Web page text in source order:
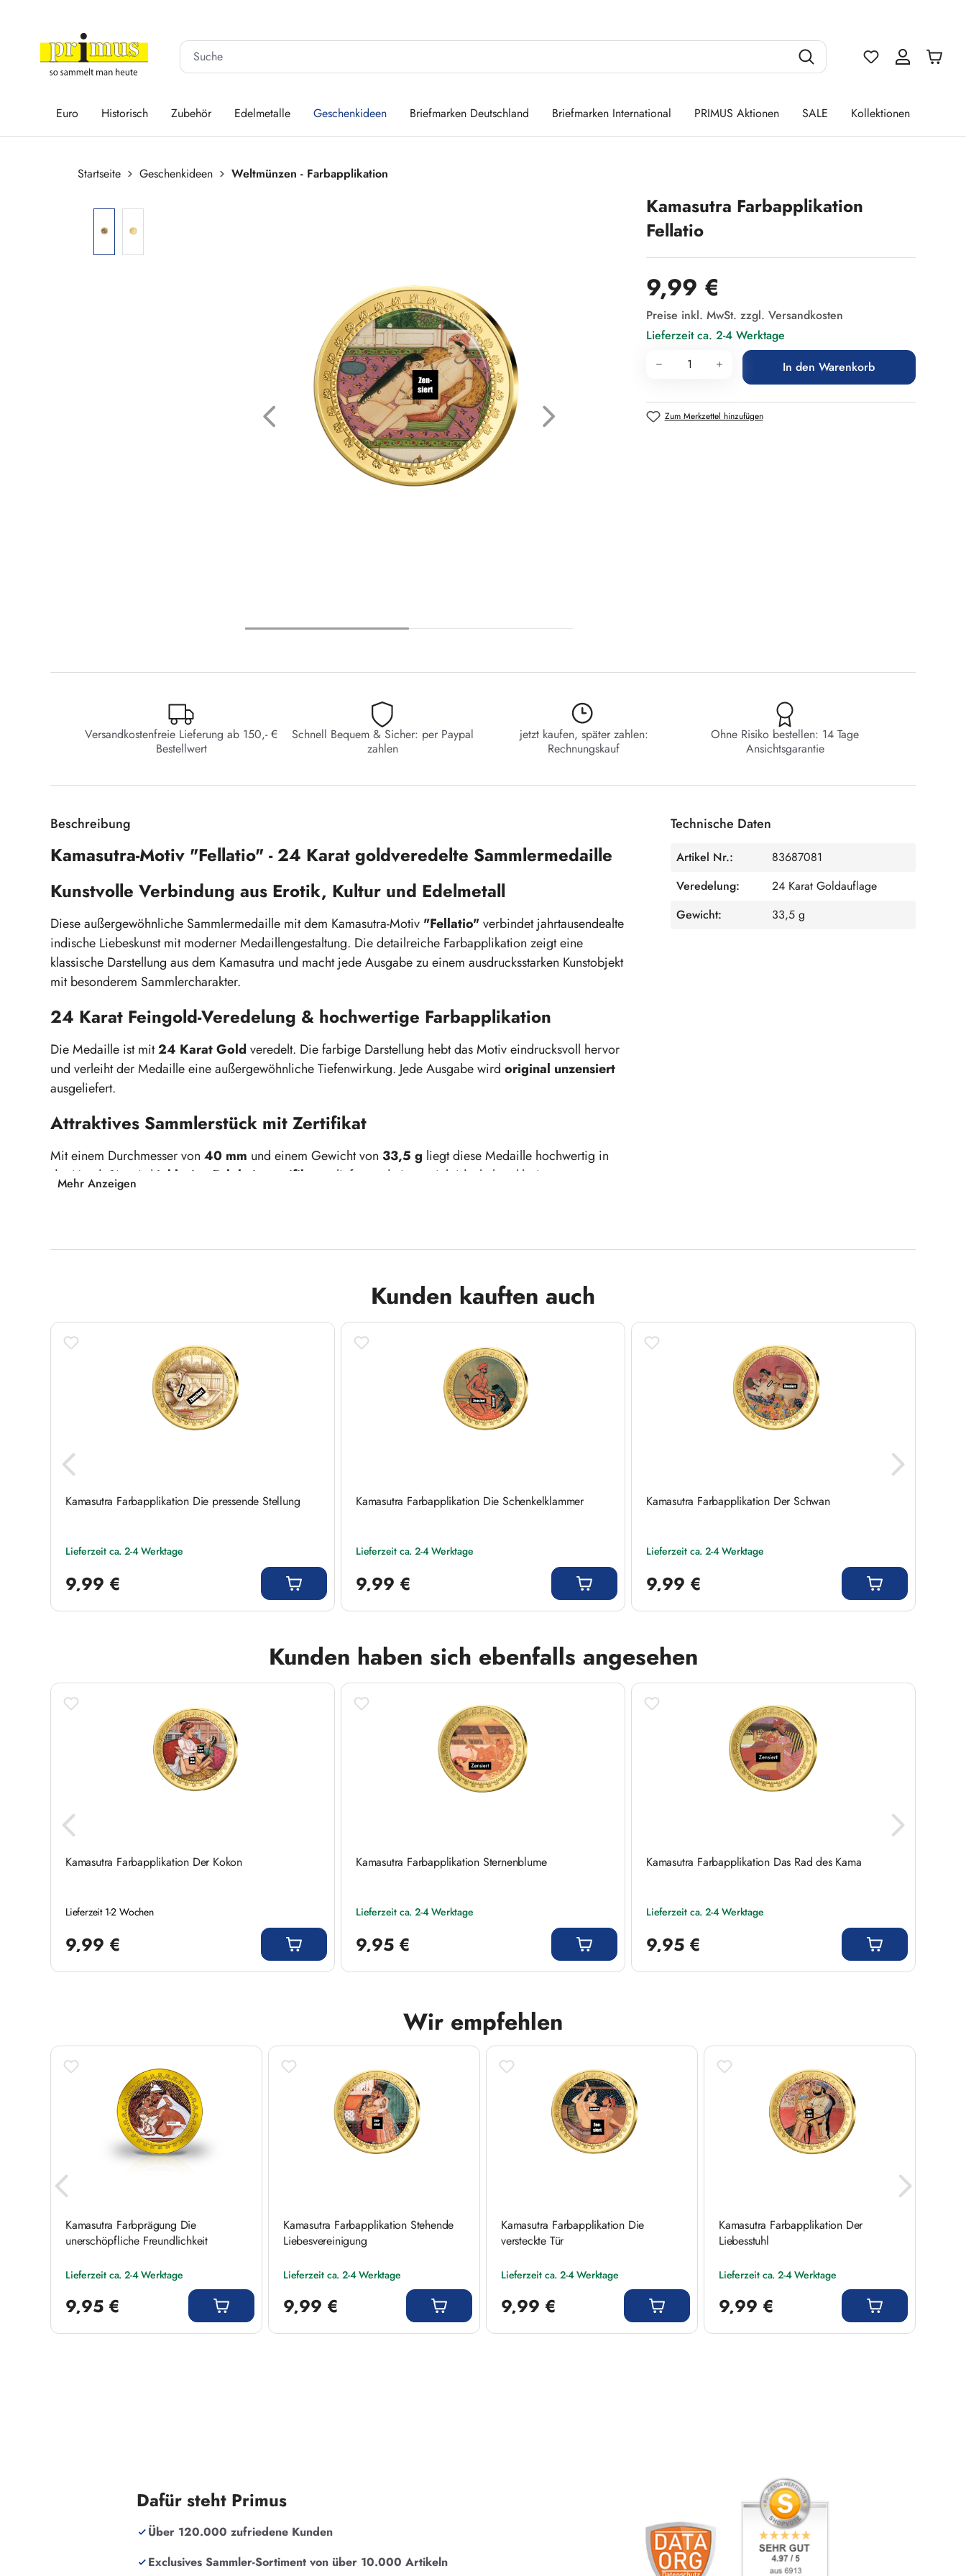
Du hast 0
Euro Historisch Zubehör Edelmetalle Geschenkideen Briefmarken Deutschland Briefmarken International PRIMUS Aktionen SALE Kollektionen
Startseite Geschenkideen
Weltmünzen - Farbapplikation
Kamasutra Farbapplikation
Fellatio
Regulärer Preis:
9,99 €
Preise inkl. MwSt. zzgl. Versandkosten
Lieferzeit ca. 2-4 Werktage
Produkt Anzahl: Gib den gewünschten
In den Warenkorb
Zum Merkzettel hinzufügen
Versandkostenfreie Lieferung ab 150,- €
Bestellwert
Schnell Bequem & Sicher: per Paypal
zahlen
jetzt kaufen, später zahlen:
Rechnungskauf
Ohne Risiko bestellen: 14 Tage
Ansichtsgarantie
Beschreibung
Kamasutra-Motiv "Fellatio" - 24 Karat goldveredelte Sammlermedaille
Kunstvolle Verbindung aus Erotik, Kultur und Edelmetall
Diese außergewöhnliche Sammlermedaille mit dem Kamasutra-Motiv "Fellatio"verbindet jahrtausendealte
indische Liebeskunst mit moderner Medaillengestaltung. Die detailreiche Farbapplikation zeigt eine
klassische Darstellung aus dem Kamasutra und macht jede Ausgabe zu einem ausdrucksstarken Kunstobjekt
mit besonderem Sammlercharakter.
24 Karat Feingold-Veredelung & hochwertige Farbapplikation
Die Medaille ist mit24 Karat Gold veredelt. Die farbige Darstellung hebt das Motiv eindrucksvoll hervor
und verleiht der Medaille eine außergewöhnliche Tiefenwirkung. Jede Ausgabe wird original unzensiert
ausgeliefert.
Attraktives Sammlerstück mit Zertifikat
Mit einem Durchmesser von 40 mm und einem Gewicht von 33,5 g liegt diese Medaille hochwertig in
der Hand. Sie wird inklusive Echtheitszertifikat
geliefert und eignet sich ideal als exklusives
Sammlerstück oder besonderes Geschenk.
24 Karat goldveredelt mit 999/1000 Feingold
Originalausgabe bei Auslieferung unzensiert
Inklusive Echtheitszertifikat
Ein faszinierendes Sammlerstück für Liebhaber erotischer Kunst und edler Veredelung - sichern
Sie sich dieses besondere Kamasutra-Motiv.
Technische Daten
Artikel Nr.:
83687081
Veredelung:
24 Karat Goldauflage
Gewicht:
33,5 g
Mehr Anzeigen
Kunden kauften auch
Kamasutra Farbapplikation Die pressende Stellung
Lieferzeit ca. 2-4 Werktage
9,99 €
Kamasutra Farbapplikation Die Schenkelklammer
Lieferzeit ca. 2-4 Werktage
9,99 €
Kamasutra Farbapplikation Der Schwan
Lieferzeit ca. 2-4 Werktage
9,99 €
Kunden haben sich ebenfalls angesehen
Kamasutra Farbapplikation Der Kokon
Lieferzeit 1-2 Wochen
9,99 €
Kamasutra Farbapplikation Sternenblume
Lieferzeit ca. 2-4 Werktage
9,95 €
Kamasutra Farbapplikation Das Rad des Kama
Lieferzeit ca. 2-4 Werktage
9,95 €
Wir empfehlen
Produktgalerie überspringen
Kamasutra Farbprägung Die
unerschöpfliche Freundlichkeit
Lieferzeit ca. 2-4 Werktage
9,95 €
Kamasutra Farbapplikation Stehende
Liebesvereinigung
Lieferzeit ca. 2-4 Werktage
9,99 €
Kamasutra Farbapplikation Die
versteckte Tür
Lieferzeit ca. 2-4 Werktage
9,99 €
Kamasutra Farbapplikation Der
Liebesstuhl
Lieferzeit ca. 2-4 Werktage
9,99 €
Dafür steht Primus
Über 120.000 zufriedene Kunden
Exclusives Sammler-Sortiment von über 10.000 Artikeln